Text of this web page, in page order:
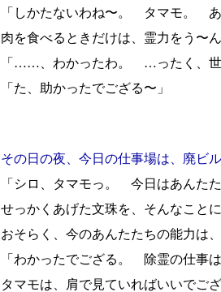
「しかたないわね〜。 タマモ。
肉を食べるときだけは、霊力をう〜
「……、わかったわ。 …ったく、世
「た、助かったでござる〜」
その日の夜、今日の仕事場は、廃ビ
「シロ、タマモっ。 今日はあんた
せっかくあげた文珠を、そんなこと
おそらく、今のあんたたちの能力は
「わかったでござる。 除霊の仕事
タマモは、肩で見ていればいいでご